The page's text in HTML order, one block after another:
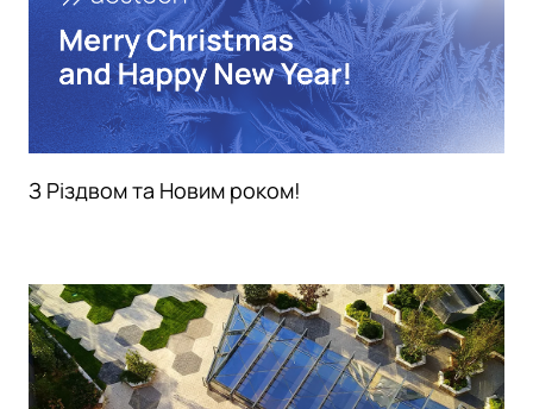
З Різдвом та Новим роком!